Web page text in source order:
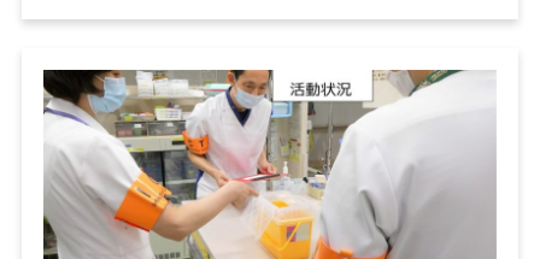
入依頼に対してプライマリーチームと連携して
います。 また依頼への対応だけでなく、苦痛の
スクリーニングや化学療法室とのカンファレン
スなどを通じて患者さんのニーズを拾い上げ、
各種支援につないでいます。 特徴的な支援とし